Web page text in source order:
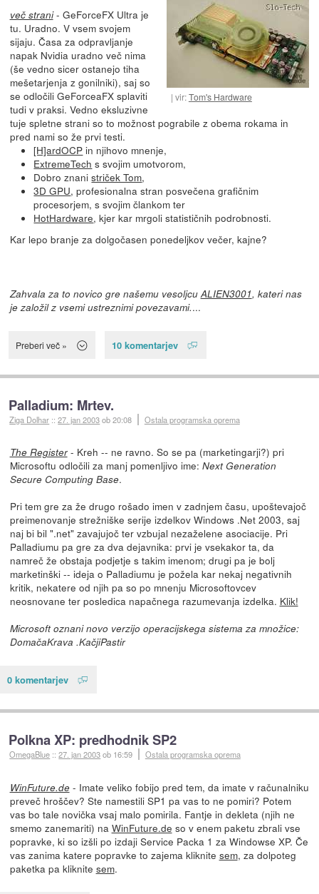
vir:Tom's Hardware
več strani- GeForceFX Ultra je
tu. Uradno. V vsem svojem
sijaju. Časa za odpravljanje
napak Nvidia uradno več nima
(še vedno sicer ostanejo tiha
mešetarjenja z gonilniki), saj so
se odločili GeForceaFX splaviti
tudi v praksi. Vedno eksluzivne
tuje spletne strani so to možnost pograbile z obema rokama in
pred nami so že prvi testi.
[H]ardOCP in njihovo mnenje,
ExtremeTech s svojim umotvorom,
Dobro znanistriček Tom,
3D GPU, profesionalna stran posvečena grafičnim
procesorjem, s svojim člankom ter
HotHardware, kjer kar mrgoli statističnih podrobnosti.
Kar lepo branje za dolgočasen ponedeljkov večer, kajne?
Zahvala za to novico gre našemu vesoljcuALIEN3001, kateri nas
je založil z vsemi ustreznimi povezavami....
Preberi več » 10 komentarjev
Palladium: Mrtev.
Ziga Dolhar ::27. jan 2003ob 20:08 Ostala programska oprema
The Register- Kreh -- ne ravno. So se pa (marketingarji?) pri
Microsoftu odločili za manj pomenljivo ime: Next Generation
Secure Computing Base.
Pri tem gre za že drugo rošado imen v zadnjem času, upoštevajoč
preimenovanje strežniške serije izdelkov Windows .Net 2003, saj
naj bi bil ".net" zavajujoč ter vzbujal nezaželene asociacije. Pri
Palladiumu pa gre za dva dejavnika: prvi je vsekakor ta, da
namreč že obstaja podjetje s takim imenom; drugi pa je bolj
marketinški -- ideja o Palladiumu je požela kar nekaj negativnih
kritik, nekatere od njih pa so po mnenju Microsoftovcev
neosnovane ter posledica napačnega razumevanja izdelka. Klik!
Microsoft oznani novo verzijo operacijskega sistema za množice:
DomačaKrava .KačjiPastir
0 komentarjev
Polkna XP: predhodnik SP2
OmegaBlue ::27. jan 2003ob 16:59 Ostala programska oprema
WinFuture.de- Imate veliko fobijo pred tem, da imate v računalniku
preveč hroščev? Ste namestili SP1 pa vas to ne pomiri? Potem
vas bo tale novička vsaj malo pomirila. Fantje in dekleta (njih ne
smemo zanemariti) na WinFuture.de so v enem paketu zbrali vse
popravke, ki so izšli po izdaji Service Packa 1 za Windowse XP. Če
vas zanima katere popravke to zajema kliknite sem, za dolpoteg
paketka pa kliknite sem.